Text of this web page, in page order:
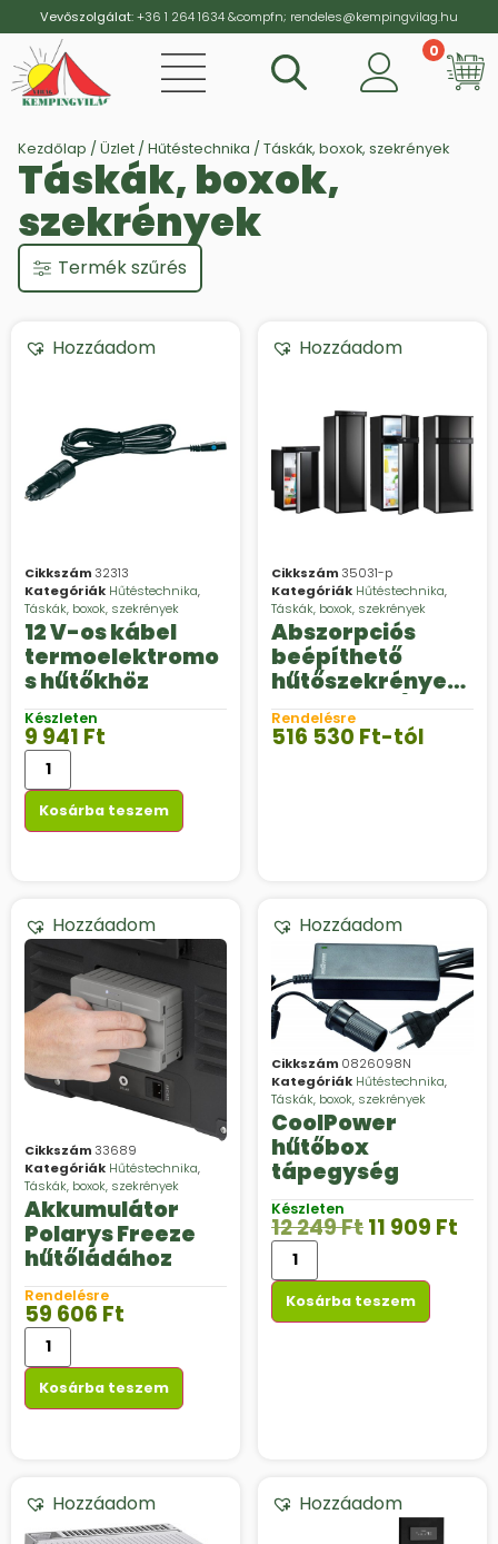
Vevőszolgálat:+36 1 264 1634&compfn; rendeles@kempingvilag.hu
0
Kezdőlap / Üzlet / Hűtéstechnika / Táskák, boxok, szekrények
Táskák, boxok,
szekrények
Termék szűrés
Hozzáadom
Cikkszám 32313
Kategóriák Hűtéstechnika,
Táskák, boxok, szekrények
12 V-os kábel
termoelektromo
s hűtőkhöz
Készleten
9 941 Ft
Kosárba teszem
Hozzáadom
Cikkszám 35031-p
Kategóriák Hűtéstechnika,
Táskák, boxok, szekrények
Abszorpciós
beépíthető
hűtőszekrények,
Dometic 12 / 230 V
/ gáz 30 mbar
Rendelésre
516 530 Ft-tól
Hozzáadom
Cikkszám 33689
Kategóriák Hűtéstechnika,
Táskák, boxok, szekrények
Akkumulátor
Polarys Freeze
hűtőládához
Rendelésre
59 606 Ft
Kosárba teszem
Hozzáadom
Cikkszám 0826098N
Kategóriák Hűtéstechnika,
Táskák, boxok, szekrények
CoolPower
hűtőbox
tápegység
Készleten
12 249Ft11 909 Ft
Kosárba teszem
Hozzáadom Hozzáadom